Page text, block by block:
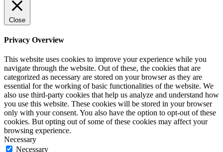
Close
Privacy Overview
This website uses cookies to improve your experience while you
navigate through the website. Out of these, the cookies that are
categorized as necessary are stored on your browser as they are
essential for the working of basic functionalities of the website. We
also use third-party cookies that help us analyze and understand how
you use this website. These cookies will be stored in your browser
only with your consent. You also have the option to opt-out of these
cookies. But opting out of some of these cookies may affect your
browsing experience.
Necessary
Necessary